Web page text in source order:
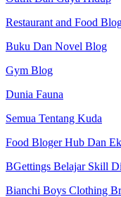
Restaurant and Food
Buku Dan Novel Blog
Gym Blog
Dunia Fauna
Semua Tentang Kuda
Food Bloger Hub Dan
BGettings Belajar Skill
Bianchi Boys Clothing